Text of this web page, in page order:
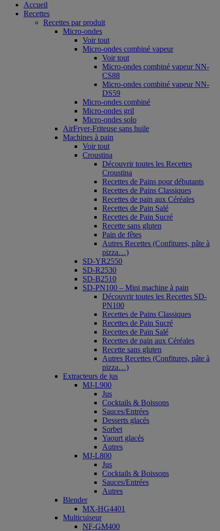
Accueil
Recettes
Recettes par produit
Micro-ondes
Voir tout
Micro-ondes combiné vapeur
Voir tout
Micro-ondes combiné vapeur NN-
CS88
Micro-ondes combiné vapeur NN-
DS59
Micro-ondes combiné
Micro-ondes gril
Micro-ondes solo
AirFryer-Friteuse sans huile
Machines à pain
Voir tout
Croustina
Découvrir toutes les Recettes
Croustina
Recettes de Pains pour débutants
Recettes de Pains Classiques
Recettes de pain aux Céréales
Recettes de Pain Salé
Recettes de Pain Sucré
Recette sans gluten
Pain de fêtes
Autres Recettes (Confitures, pâte à
pizza…)
SD-YR2550
SD-R2530
SD-B2510
SD-PN100 – Mini machine à pain
Découvrir toutes les Recettes SD-
PN100
Recettes de Pains Classiques
Recettes de Pain Sucré
Recettes de Pain Salé
Recettes de pain aux Céréales
Recette sans gluten
Autres Recettes (Confitures, pâte à
pizza…)
Extracteurs de jus
MJ-L900
Jus
Cocktails & Boissons
Sauces/Entrées
Desserts glacés
Sorbet
Yaourt glacés
Autres
MJ-L800
Jus
Cocktails & Boissons
Sauces/Entrées
Autres
Blender
MX-HG4401
Multicuiseur
NF-GM400